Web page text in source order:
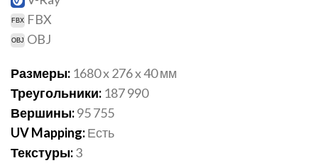
FBX
OBJ
Размеры: 1680 x 276 x 40 мм
Треугольники: 187 990
Вершины:95 755
UV Mapping:Есть
Текстуры:3